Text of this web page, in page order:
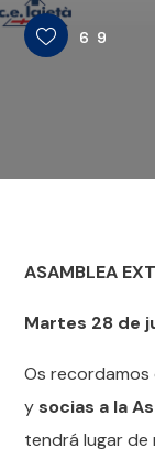
69
ASAMBLEA
Martes 28 de
Os recordamos
y socias a la
tendrá lugar de